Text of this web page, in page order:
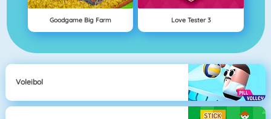
Goodgame Big Farm Love Tester 3
Voleibol